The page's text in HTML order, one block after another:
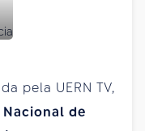
pela UERN TV,
Nacional de